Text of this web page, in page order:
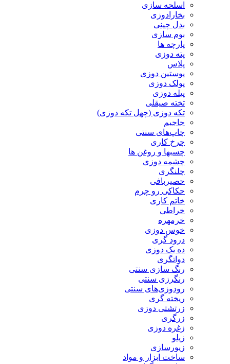
اسلحه سازی
بخارادوزی
بدل چینی
بوم سازی
پارچه ها
پته دوزی
پلاس
پوستین دوزی
پولک دوزی
پیله دوزی
تخته صیقلی
تکه دوزی (چهل تکه دوزی)
جاجیم
چاپ‌های سنتی
چرخ کاری
چسبها و روغن ها
چشمه دوزی
چلنگری
حصیربافی
حکاکی رو چرم
خاتم کاری
خراطی
خرمهره
خوس دوزی
درود گری
ده یک دوزی
دواتگری
رنگ سازی سنتی
رنگرزی سنتی
رودوزی‌های سنتی
ریخته گری
زرتشتی دوزی
زرگری
زغره دوزی
زیلو
زیورسازی
ساخت ابزار و مواد